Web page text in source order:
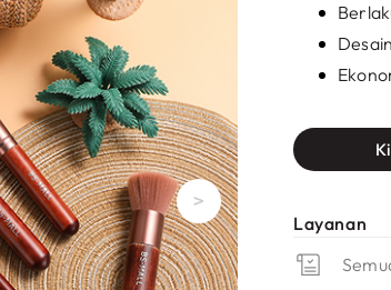
>
Layanan